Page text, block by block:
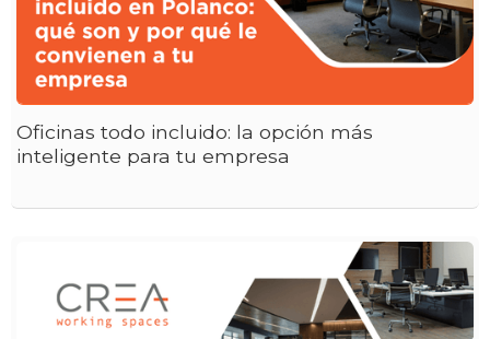
Oficinas todo incluido: la opción más
inteligente para tu empresa